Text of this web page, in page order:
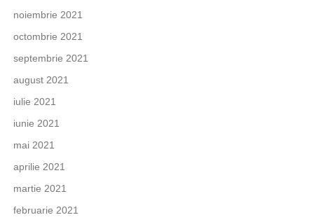
noiembrie 2021
octombrie 2021
septembrie 2021
august 2021
iulie 2021
iunie 2021
mai 2021
aprilie 2021
martie 2021
februarie 2021